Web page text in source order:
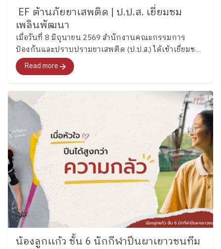
EF ต้านภัยยาเสพติด | ป.ป.ส. เยี่ยมชม
เพลินพัฒนา
เมื่อวันที่ 8 มิถุนายน 2569 สำนักงานคณะกรรมการ
ป้องกันและปราบปรามยาเสพติด (ป.ป.ส.) ได้เข้าเยี่ยมชม
และศึกษากระบวนการพัฒนาทักษะสมองเพื่อการจัดการ
ชีวิต (Executive Functions : EF) ของโรงเรียนเพลิน
Read more
น้องลูกเเก้ว ชั้น 6 นักกีฬาปีนผาเยาวชนทีม